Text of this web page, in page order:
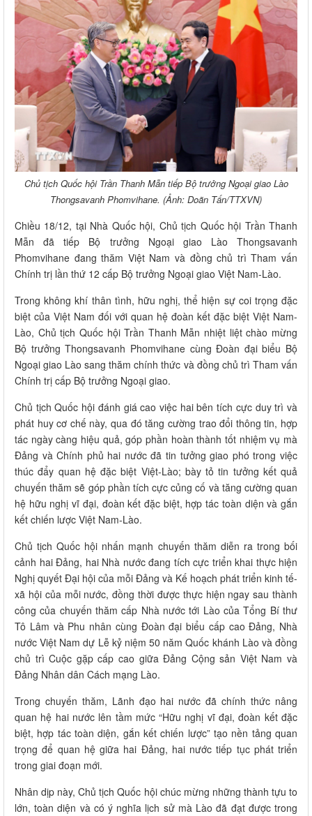
Chủ tịch Quốc hội Trần Thanh Mẫn tiếp Bộ trưởng Ngoại giao Lào
Thongsavanh Phomvihane. (Ảnh: Doãn Tấn/TTXVN)
Chiều 18/12, tại Nhà Quốc hội, Chủ tịch Quốc hội Trần Thanh
Mẫn đã tiếp Bộ trưởng Ngoại giao Lào Thongsavanh
Phomvihane đang thăm Việt Nam và đồng chủ trì Tham vấn
Chính trị lần thứ 12 cấp Bộ trưởng Ngoại giao Việt Nam-Lào.
Trong không khí thân tình, hữu nghị, thể hiện sự coi trọng đặc
biệt của Việt Nam đối với quan hệ đoàn kết đặc biệt Việt Nam-
Lào, Chủ tịch Quốc hội Trần Thanh Mẫn nhiệt liệt chào mừng
Bộ trưởng Thongsavanh Phomvihane cùng Đoàn đại biểu Bộ
Ngoại giao Lào sang thăm chính thức và đồng chủ trì Tham vấn
Chính trị cấp Bộ trưởng Ngoại giao.
Chủ tịch Quốc hội đánh giá cao việc hai bên tích cực duy trì và
phát huy cơ chế này, qua đó tăng cường trao đổi thông tin, hợp
tác ngày càng hiệu quả, góp phần hoàn thành tốt nhiệm vụ mà
Đảng và Chính phủ hai nước đã tin tưởng giao phó trong việc
thúc đẩy quan hệ đặc biệt Việt-Lào; bày tỏ tin tưởng kết quả
chuyến thăm sẽ góp phần tích cực củng cố và tăng cường quan
hệ hữu nghị vĩ đại, đoàn kết đặc biệt, hợp tác toàn diện và gắn
kết chiến lược Việt Nam-Lào.
Chủ tịch Quốc hội nhấn mạnh chuyến thăm diễn ra trong bối
cảnh hai Đảng, hai Nhà nước đang tích cực triển khai thực hiện
Nghị quyết Đại hội của mỗi Đảng và Kế hoạch phát triển kinh tế-
xã hội của mỗi nước, đồng thời được thực hiện ngay sau thành
công của chuyến thăm cấp Nhà nước tới Lào của Tổng Bí thư
Tô Lâm và Phu nhân cùng Đoàn đại biểu cấp cao Đảng, Nhà
nước Việt Nam dự Lễ kỷ niệm 50 năm Quốc khánh Lào và đồng
chủ trì Cuộc gặp cấp cao giữa Đảng Cộng sản Việt Nam và
Đảng Nhân dân Cách mạng Lào.
Trong chuyến thăm, Lãnh đạo hai nước đã chính thức nâng
quan hệ hai nước lên tầm mức “Hữu nghị vĩ đại, đoàn kết đặc
biệt, hợp tác toàn diện, gắn kết chiến lược” tạo nền tảng quan
trọng để quan hệ giữa hai Đảng, hai nước tiếp tục phát triển
trong giai đoạn mới.
Nhân dịp này, Chủ tịch Quốc hội chúc mừng những thành tựu to
lớn, toàn diện và có ý nghĩa lịch sử mà Lào đã đạt được trong